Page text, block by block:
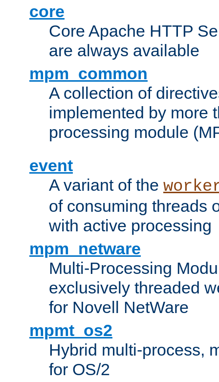
core
Core Apache HTTP
are always available
mpm_common
A collection of
implemented by more
processing module
event
A variant of the
of consuming threads
with active processing
mpm_netware
Multi-Processing
exclusively threaded
for Novell NetWare
mpmt_os2
Hybrid multi-process,
for OS/2